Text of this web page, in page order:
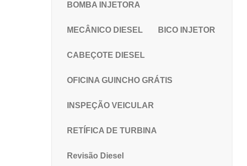
BOMBA INJETORA
MECÂNICO DIESEL BICO INJETOR
CABEÇOTE DIESEL
OFICINA GUINCHO GRÁTIS
INSPEÇÃO VEICULAR
RETÍFICA DE TURBINA
Revisão Diesel